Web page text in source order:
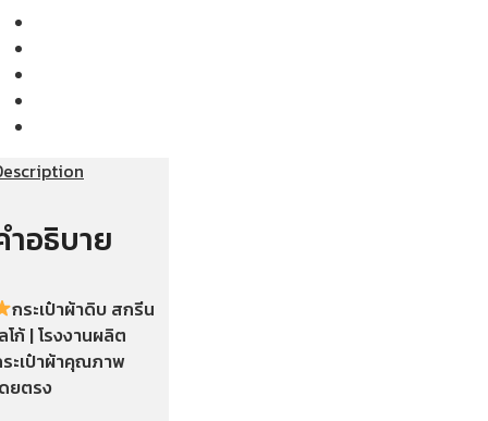
ำอธิบาย
กระเป๋าผ้าดิบ สกรีน
โก้ | โรงงานผลิต
ะเป๋าผ้าคุณภาพ
ยตรง